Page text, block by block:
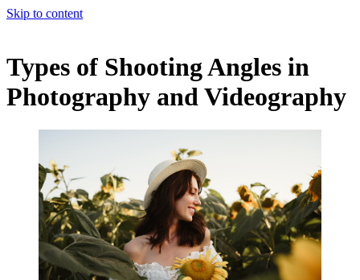
Skip to content
Types of Shooting Angles in
Photography and Videography